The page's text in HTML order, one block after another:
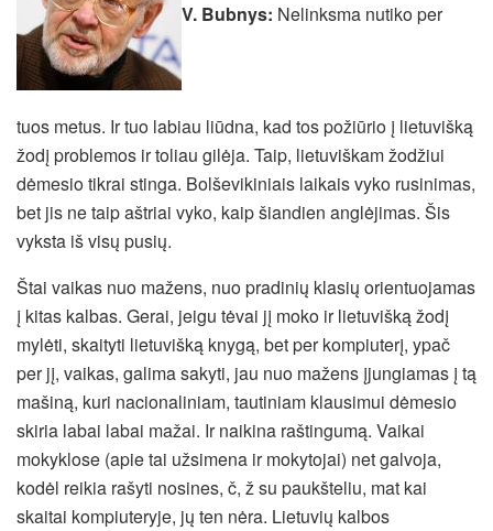
V. Bubnys: Nelinksma nutiko per
tuos metus. Ir tuo labiau liūdna, kad tos požiūrio į lietuvišką
žodį problemos ir toliau gilėja. Taip, lietuviškam žodžiui
dėmesio tikrai stinga. Bolševikiniais laikais vyko rusinimas,
bet jis ne taip aštriai vyko, kaip šiandien anglėjimas. Šis
vyksta iš visų pusių.
Štai vaikas nuo mažens, nuo pradinių klasių orientuojamas
į kitas kalbas. Gerai, jeigu tėvai jį moko ir lietuvišką žodį
mylėti, skaityti lietuvišką knygą, bet per kompiuterį, ypač
per jį, vaikas, galima sakyti, jau nuo mažens įjungiamas į tą
mašiną, kuri nacionaliniam, tautiniam klausimui dėmesio
skiria labai labai mažai. Ir naikina raštingumą. Vaikai
mokyklose (apie tai užsimena ir mokytojai) net galvoja,
kodėl reikia rašyti nosines, č, ž su paukšteliu, mat kai
skaitai kompiuteryje, jų ten nėra. Lietuvių kalbos